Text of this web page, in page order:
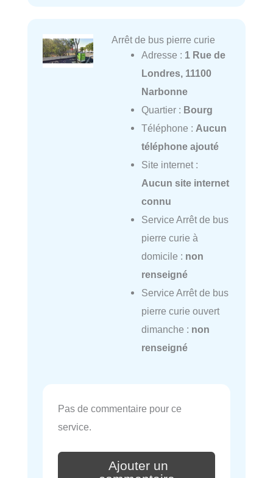
Arrêt de bus pierre curie
Adresse : 1 Rue de
Londres, 11100
Narbonne
Quartier : Bourg
Téléphone : Aucun
téléphone ajouté
Site internet :
Aucun site internet
connu
Service Arrêt de bus
pierre curie à
domicile : non
renseigné
Service Arrêt de bus
pierre curie ouvert
dimanche : non
renseigné
Pas de commentaire pour ce
service.
Ajouter un